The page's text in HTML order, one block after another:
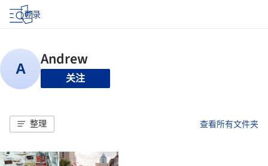
登录
关注
整理 查看所有文件夹